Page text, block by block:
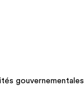
gouvernementales